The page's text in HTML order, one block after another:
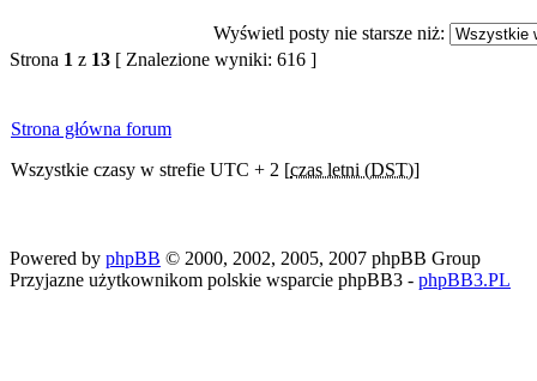
Wyświetl posty nie starsze niż:
Strona 1 z 13 [ Znalezione wyniki: 616 ]
Strona główna forum
Wszystkie czasy w strefie UTC + 2 [czas letni (DST)]
Powered by phpBB © 2000, 2002, 2005, 2007 phpBB Group
Przyjazne użytkownikom polskie wsparcie phpBB3 - phpBB3.PL